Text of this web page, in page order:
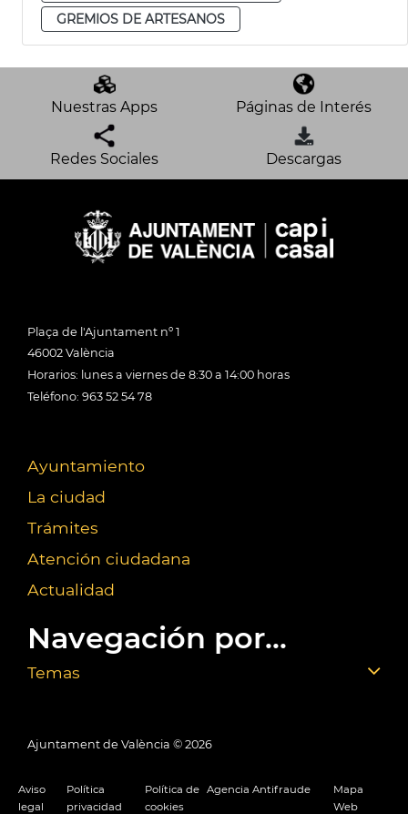
GREMIOS DE ARTESANOS
Nuestras Apps Páginas de Interés
Redes Sociales Descargas
Plaça de l'Ajuntament nº 1
46002 València
Horarios: lunes a viernes de 8:30 a 14:00 horas
Teléfono: 963 52 54 78
Ayuntamiento
La ciudad
Trámites
Atención ciudadana
Actualidad
Navegación por...
Temas
Ajuntament de València © 2026
Aviso
legal
Política
privacidad
Política de
cookies
Agencia Antifraude
Mapa
Web